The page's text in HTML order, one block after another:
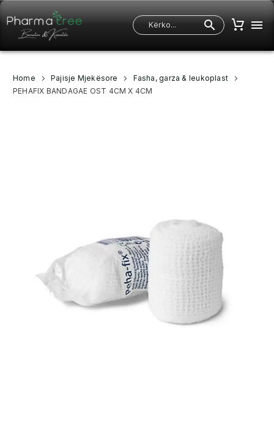
Home Pajisje Mjekësore
Fasha, garza & leukoplast
PEHAFIX BANDAGAE OST 4CM X 4CM